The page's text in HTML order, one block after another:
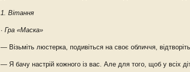
1. Вітання
· Гра «Маска»
— Візьміть люстерка, подивіться на своє обличчя, відтворіть
— Я бачу настрій кожного із вас. Але для того, щоб у всіх